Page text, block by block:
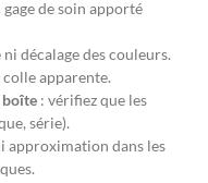
de soin apporté
ni décalage des couleurs.
colle apparente.
boîte : vérifiez que les
série).
approximation dans les